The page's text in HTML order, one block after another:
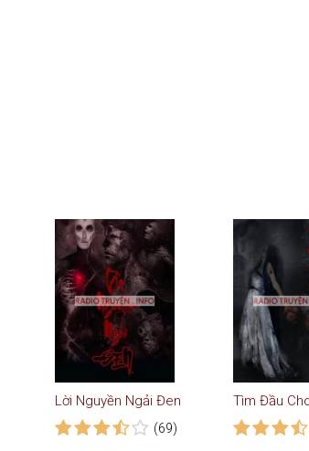
Lời Nguyền Ngải Đen
(69)